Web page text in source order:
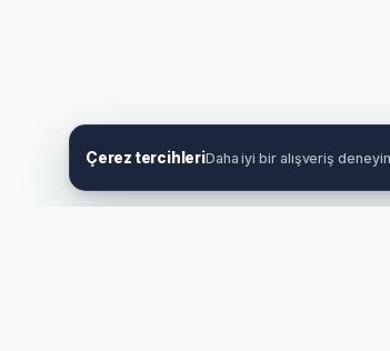
Çerez tercihleriDaha iyi bir alışveriş